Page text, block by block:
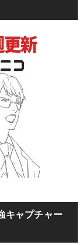
キャプチャー